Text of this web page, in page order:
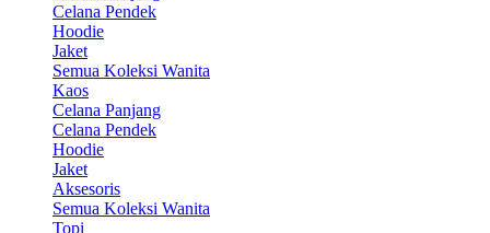
Celana Pendek
Hoodie
Jaket
Semua Koleksi Wanita
Kaos
Celana Panjang
Celana Pendek
Hoodie
Jaket
Aksesoris
Semua Koleksi Wanita
Topi